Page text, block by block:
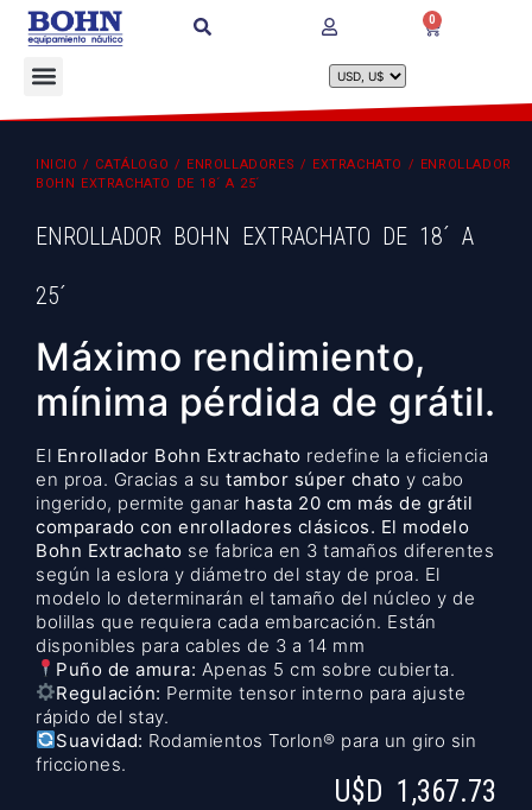
0
INICIO / CATÁLOGO / ENROLLADORES / EXTRACHATO / ENROLLADOR
BOHN EXTRACHATO DE 18´ A 25´
ENROLLADOR BOHN EXTRACHATO DE 18´ A
25´
Máximo rendimiento,
mínima pérdida de grátil.
El Enrollador Bohn Extrachato redefine la eficiencia
en proa. Gracias a su tambor súper chato y cabo
ingerido, permite ganar hasta 20 cm más de grátil
comparado con enrolladores clásicos. El modelo
Bohn Extrachato se fabrica en 3 tamaños diferentes
según la eslora y diámetro del stay de proa. El
modelo lo determinarán el tamaño del núcleo y de
bolillas que requiera cada embarcación. Están
disponibles para cables de 3 a 14 mm
Puño de amura: Apenas 5 cm sobre cubierta.
Regulación: Permite tensor interno para ajuste
rápido del stay.
Suavidad: Rodamientos Torlon® para un giro sin
fricciones.
U$D 1,367.73